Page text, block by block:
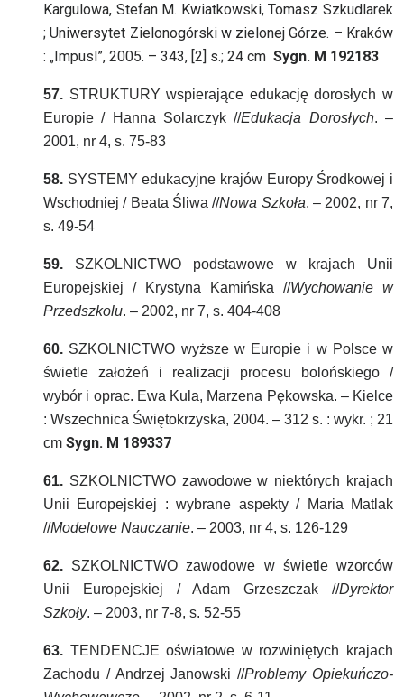
Kargulowa, Stefan M. Kwiatkowski, Tomasz Szkudlarek
; Uniwersytet Zielonogórski w zielonej Górze. – Kraków
: „Impusl”, 2005. – 343, [2] s.; 24 cm Sygn. M 192183
57. STRUKTURY wspierające edukację dorosłych w
Europie / Hanna Solarczyk //Edukacja Dorosłych. –
2001, nr 4, s. 75-83
58. SYSTEMY edukacyjne krajów Europy Środkowej i
Wschodniej / Beata Śliwa //Nowa Szkoła. – 2002, nr 7,
s. 49-54
59. SZKOLNICTWO podstawowe w krajach Unii
Europejskiej / Krystyna Kamińska //Wychowanie w
Przedszkolu. – 2002, nr 7, s. 404-408
60. SZKOLNICTWO wyższe w Europie i w Polsce w
świetle założeń i realizacji procesu bolońskiego /
wybór i oprac. Ewa Kula, Marzena Pękowska. – Kielce
: Wszechnica Świętokrzyska, 2004. – 312 s. : wykr. ; 21
cm Sygn. M 189337
61. SZKOLNICTWO zawodowe w niektórych krajach
Unii Europejskiej : wybrane aspekty / Maria Matlak
//Modelowe Nauczanie. – 2003, nr 4, s. 126-129
62. SZKOLNICTWO zawodowe w świetle wzorców
Unii Europejskiej / Adam Grzeszczak //Dyrektor
Szkoły. – 2003, nr 7-8, s. 52-55
63. TENDENCJE oświatowe w rozwiniętych krajach
Zachodu / Andrzej Janowski //Problemy Opiekuńczo-